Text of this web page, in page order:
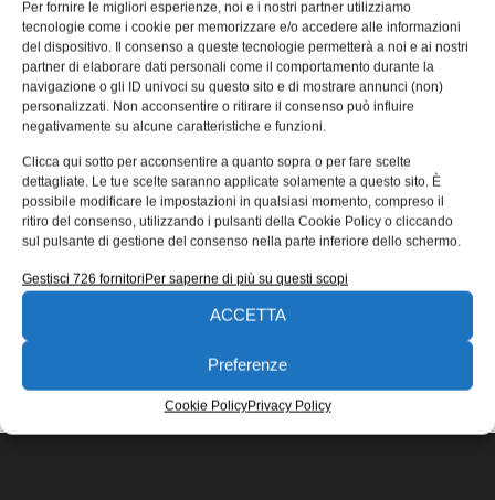
Per fornire le migliori esperienze, noi e i nostri partner utilizziamo
tecnologie come i cookie per memorizzare e/o accedere alle informazioni
del dispositivo. Il consenso a queste tecnologie permetterà a noi e ai nostri
partner di elaborare dati personali come il comportamento durante la
navigazione o gli ID univoci su questo sito e di mostrare annunci (non)
personalizzati. Non acconsentire o ritirare il consenso può influire
negativamente su alcune caratteristiche e funzioni.
Clicca qui sotto per acconsentire a quanto sopra o per fare scelte
dettagliate. Le tue scelte saranno applicate solamente a questo sito. È
possibile modificare le impostazioni in qualsiasi momento, compreso il
ritiro del consenso, utilizzando i pulsanti della Cookie Policy o cliccando
sul pulsante di gestione del consenso nella parte inferiore dello schermo.
Gestisci 726 fornitoriPer saperne di più su questi scopi
ACCETTA
Preferenze
Cookie PolicyPrivacy Policy
formazione destinati a neoingegneri
MTA sceglie Modis per i corsi di formazione per
neoingegneri nell’Academy “Ingegneria del Software”. I
migliori talenti saranno assunti in MTA
Novello Brunoro 22/04/2022
EDICOLA WEB